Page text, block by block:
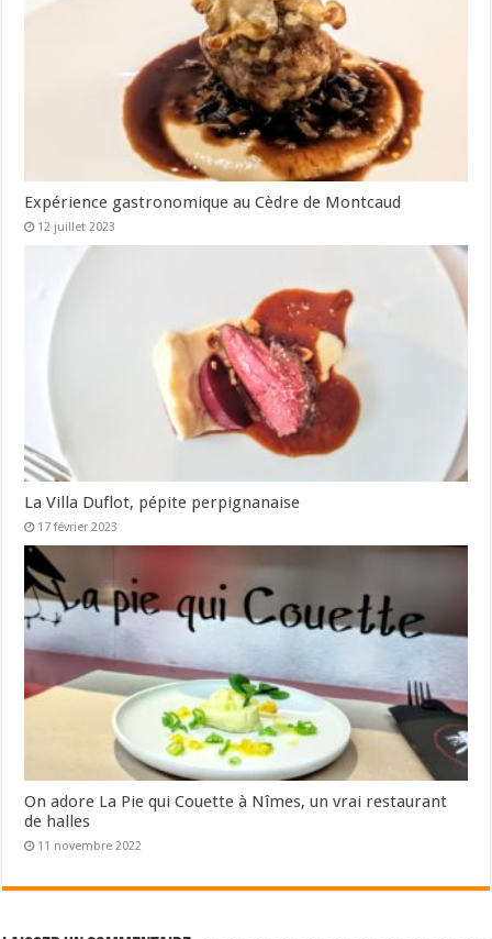
Expérience gastronomique au Cèdre de Montcaud
12 juillet 2023
La Villa Duflot, pépite perpignanaise
17 février 2023
On adore La Pie qui Couette à Nîmes, un vrai restaurant
de halles
11 novembre 2022